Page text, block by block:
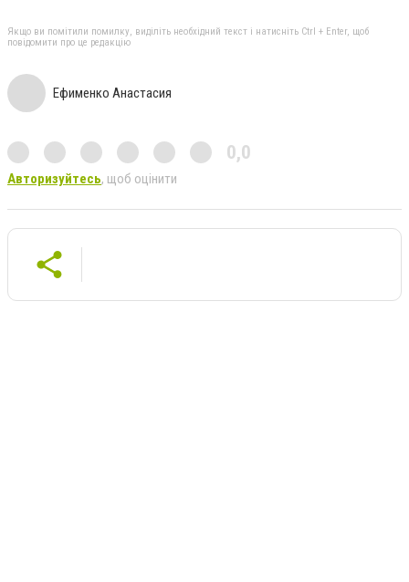
Якщо ви помітили помилку, виділіть необхідний текст і натисніть Ctrl + Enter, щоб
повідомити про це редакцію
Ефименко Анастасия
0,0
Авторизуйтесь, щоб оцінити